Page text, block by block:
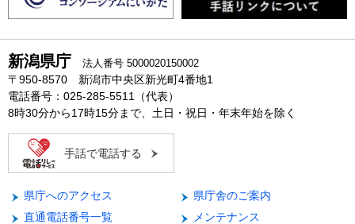
新潟県庁 法人番号 5000020150002
〒950-8570 新潟市中央区新光町4番地1
電話番号：025-285-5511（代表）
8時30分から17時15分まで、土日・祝日・年末年始を除く
手話で電話する
県庁へのアクセス
県庁舎のご案内
直通電話番号一覧
メンテナンス